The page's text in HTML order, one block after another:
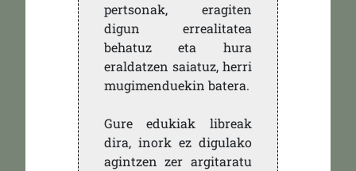
pertsonak, eragiten
digun errealitatea
behatuz eta hura
eraldatzen saiatuz, herri
mugimenduekin batera.
Gure edukiak libreak
dira, inork ez digulako
agintzen zer argitaratu